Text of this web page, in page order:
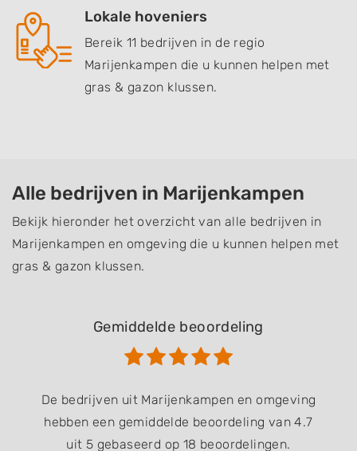
Lokale hoveniers
Bereik 11 bedrijven in de regio
Marijenkampen die u kunnen helpen met
gras & gazon klussen.
Alle bedrijven in Marijenkampen
Bekijk hieronder het overzicht van alle bedrijven in
Marijenkampen en omgeving die u kunnen helpen met
gras & gazon klussen.
Gemiddelde beoordeling
De bedrijven uit Marijenkampen en omgeving
hebben een gemiddelde beoordeling van 4.7
uit 5 gebaseerd op 18 beoordelingen.